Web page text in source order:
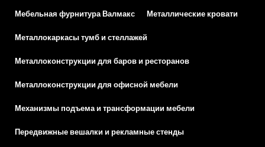
Мебельная фурнитура Валмакс Металлические кровати
Металлокаркасы тумб и стеллажей
Металлоконструкции для баров и ресторанов
Металлоконструкции для офисной мебели
Механизмы подъема и трансформации мебели
Передвижные вешалки и рекламные стенды